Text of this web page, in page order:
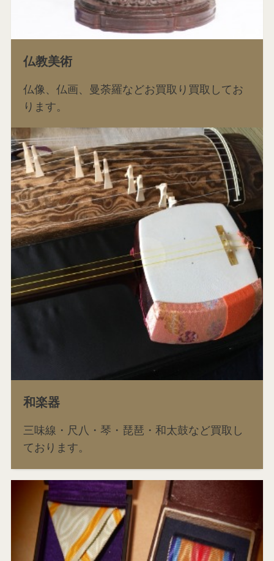
仏教美術
仏像、仏画、曼荼羅などお買取り買取してお
ります。
和楽器
三味線・尺八・琴・琵琶・和太鼓など買取し
ております。